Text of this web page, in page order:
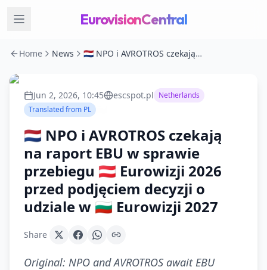
EurovisionCentral
Home News 🇳🇱 NPO i AVROTROS czekają na raport EBU w sprawie przebiegu 🇦🇹 Eurowizji 2026 przed podjęciem decyzji o udziale w 🇧🇬 Eurowizji 2027
Jun 2, 2026, 10:45 escspot.pl Netherlands
Translated from PL
🇳🇱 NPO i AVROTROS czekają
na raport EBU w sprawie
przebiegu 🇦🇹 Eurowizji 2026
przed podjęciem decyzji o
udziale w 🇧🇬 Eurowizji 2027
Share
Original: NPO and AVROTROS await EBU